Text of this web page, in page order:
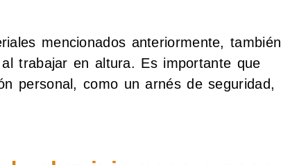
mencionados anteriormente, también
trabajar en altura. Es importante que
personal, como un arnés de seguridad,